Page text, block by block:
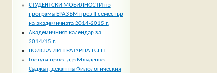
СТУДЕНТСКИ МОБИЛНОСТИ по
програма ЕРАЗЪМ през II семестър
на академичната 2014-2015 г.
Академичният календар за
2014/15 г.
ПОЛСКА ЛИТЕРАТУРНА ЕСЕН
Гостува проф. д-р Младенко
Саджак, декан на Филологическия